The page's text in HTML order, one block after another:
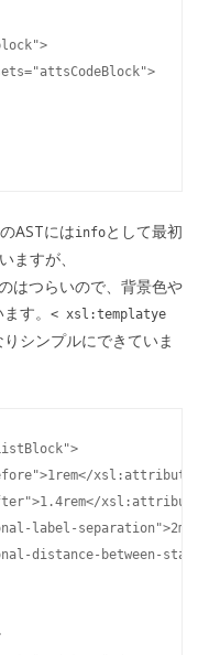
ASTにはinfoとして最初
ますが、
はつらいので、背景色や
す。
< xsl:templatye
シンプルにできていま
xsl:attribute>
xsl:attribute>
label-
distance-between-